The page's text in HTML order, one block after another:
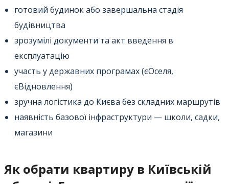
готовий будинок або завершальна стадія
будівництва
зрозумілі документи та акт введення в
експлуатацію
участь у державних програмах (єОселя,
єВідновлення)
зручна логістика до Києва без складних маршрутів
наявність базової інфраструктури — школи, садки,
магазини
Як обрати квартиру в Київській